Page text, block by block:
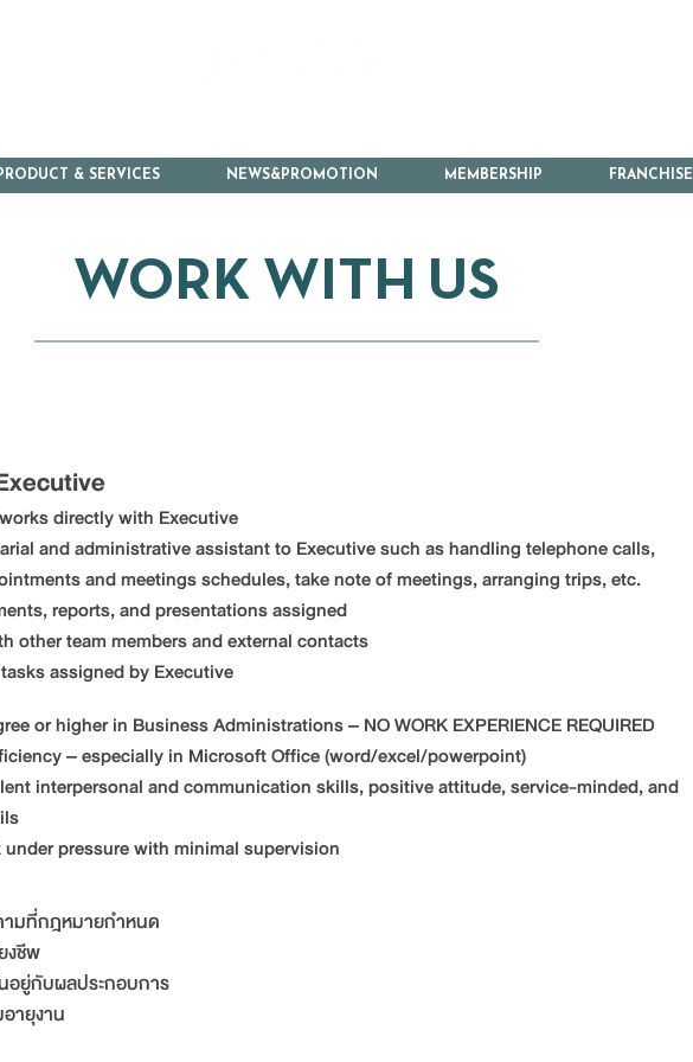
& SERVICES NEWS&PROMOTION MEMBERSHIP FRANCHISE
WORK WITH US
directly with Executive
and administrative assistant to Executive such as handling telephone calls,
and meetings schedules, take note of meetings, arranging trips, etc.
reports, and presentations assigned
other team members and external contacts
assigned by Executive
or higher in Business Administrations – NO WORK EXPERIENCE REQUIRED
– especially in Microsoft Office (word/excel/powerpoint)
interpersonal and communication skills, positive attitude, service-minded, and
pressure with minimal supervision
ามที่กฎหมายกำหนด
งชีพ
อยู่กับผลประกอบการ
ายุงาน